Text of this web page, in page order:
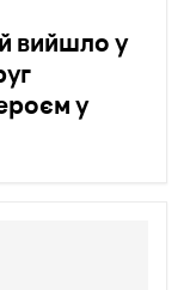
вийшло у
у